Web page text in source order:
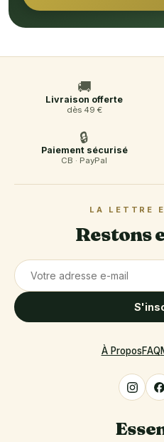
🚚
Livraison offerte
dès 49 €
🔒
Paiement sécurisé
CB · PayPal
LA LETTRE
Restons
À ProposFAQ